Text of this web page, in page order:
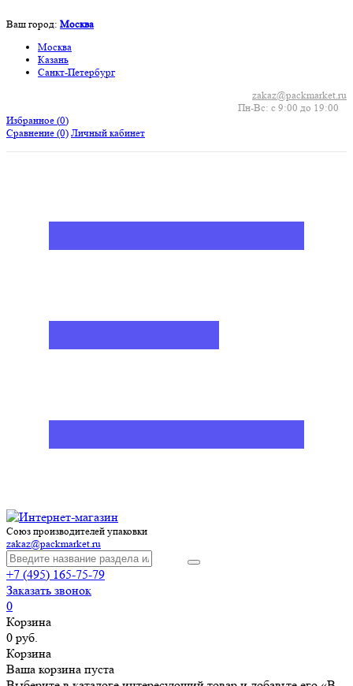
Ваш город: Москва
Москва
Казань
Санкт-Петербург
Пн-Вс: с 9:00 до 19:00
zakaz@packmarket.ru
Избранное (0)
Сравнение (0) Личный кабинет
Союз производителей упаковки
zakaz@packmarket.ru
+7 (495) 165-75-79
Заказать звонок
0
Корзина
0 руб.
Корзина
Ваша корзина пуста